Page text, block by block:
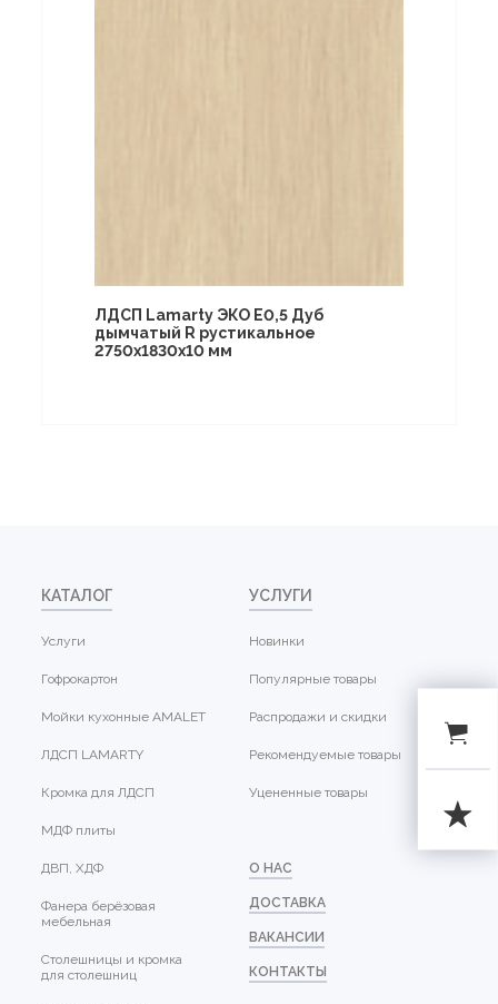
ЛДСП Lamarty ЭКО E0,5 Дуб
дымчатый R рустикальное
2750х1830х10 мм
КАТАЛОГ
Услуги
Гофрокартон
Мойки кухонные AMALET
ЛДСП LAMARTY
Кромка для ЛДСП
МДФ плиты
ДВП, ХДФ
Фанера берёзовая
мебельная
Столешницы и кромка
для столешниц
УСЛУГИ
Новинки
Популярные товары
Распродажи и скидки
Рекомендуемые товары
Уцененные товары
О НАС
ДОСТАВКА
ВАКАНСИИ
КОНТАКТЫ